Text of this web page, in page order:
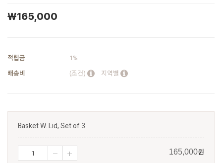
￦165,000
적립금
1%
배송비
(조건) 지역별
Basket W. Lid, Set of 3
165,000원